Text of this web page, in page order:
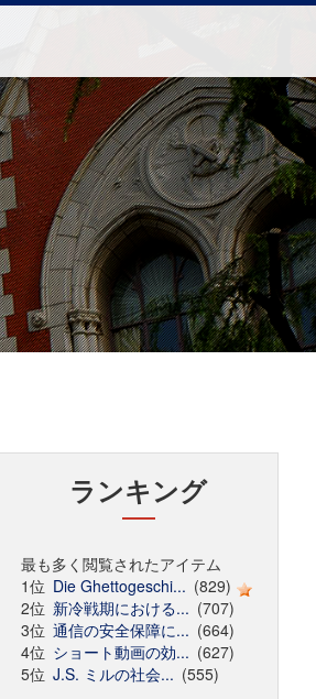
ランキング
最も多く閲覧されたアイテム
1位 Die Ghettogeschi... (829)
2位 新冷戦期における... (707)
3位 通信の安全保障に... (664)
4位 ショート動画の効... (627)
5位 J.S. ミルの社会... (555)